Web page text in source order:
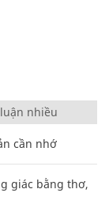
nhiều
cần nhớ
giác bằng thơ,